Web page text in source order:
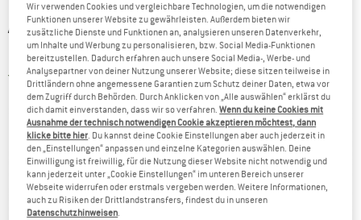
ALPRAUSCH -Women's Katerli 3/4 Sleeved -
Longsleeve
3,0 (1)
Wir verwenden Cookies und vergleichbare Technologien, um die notwendigen
Funktionen unserer Website zu gewährleisten. Außerdem bieten wir
zusätzliche Dienste und Funktionen an, analysieren unseren Datenverkehr,
um Inhalte und Werbung zu personalisieren, bzw. Social Media-Funktionen
bereitzustellen. Dadurch erfahren auch unsere Social Media-, Werbe- und
Analysepartner von deiner Nutzung unserer Website; diese sitzen teilweise in
Drittländern ohne angemessene Garantien zum Schutz deiner Daten, etwa vor
dem Zugriff durch Behörden. Durch Anklicken von „Alle auswählen“ erklärst du
dich damit einverstanden, dass wir so verfahren.Wenn du keine Cookies mit
Ausnahme der technisch notwendigen Cookie akzeptieren möchtest, dann
klicke bitte hier. Du kannst deine Cookie Einstellungen aber auch jederzeit in
den „Einstellungen“ anpassen und einzelne Kategorien auswählen. Deine
Einwilligung ist freiwillig, für die Nutzung dieser Website nicht notwendig und
kann jederzeit unter „Cookie Einstellungen“ im unteren Bereich unserer
Webseite widerrufen oder erstmals vergeben werden. Weitere Informationen,
auch zu Risiken der Drittlandstransfers, findest du in unseren
Datenschutzhinweisen.